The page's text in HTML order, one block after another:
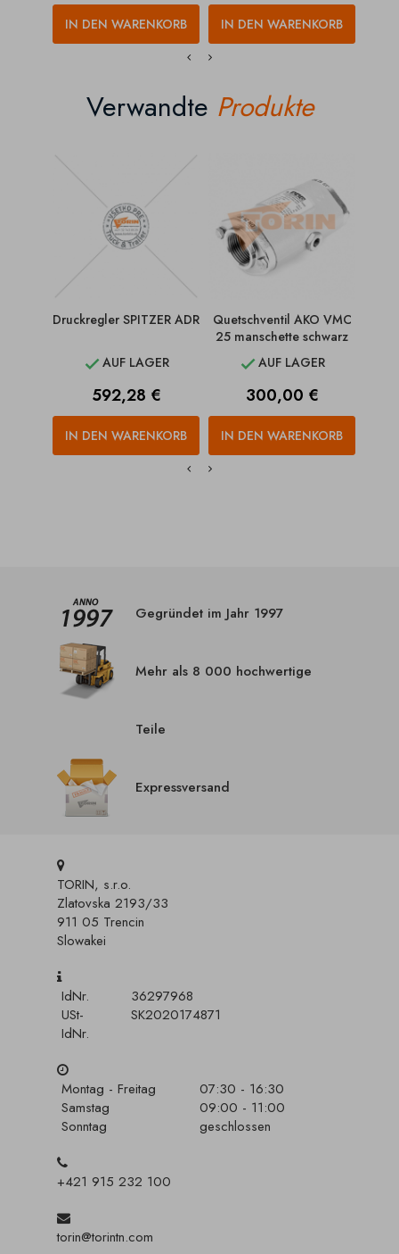
IN DEN WARENKORB IN DEN WARENKORB
Verwandte Produkte
Druckregler SPITZER ADR
AUF LAGER
Preis
592,28 €
IN DEN WARENKORB
Quetschventil AKO VMC
25 manschette schwarz
AUF LAGER
Preis
300,00 €
IN DEN WARENKORB
Gegründet im Jahr 1997
Mehr als 8 000 hochwertige
Teile
Expressversand
TORIN, s.r.o.
Zlatovska 2193/33
911 05 Trencin
Slowakei
IdNr.
36297968
USt-
IdNr.
SK2020174871
Montag - Freitag
07:30 - 16:30
Samstag
09:00 - 11:00
Sonntag
geschlossen
+421 915 232 100
torin@torintn.com